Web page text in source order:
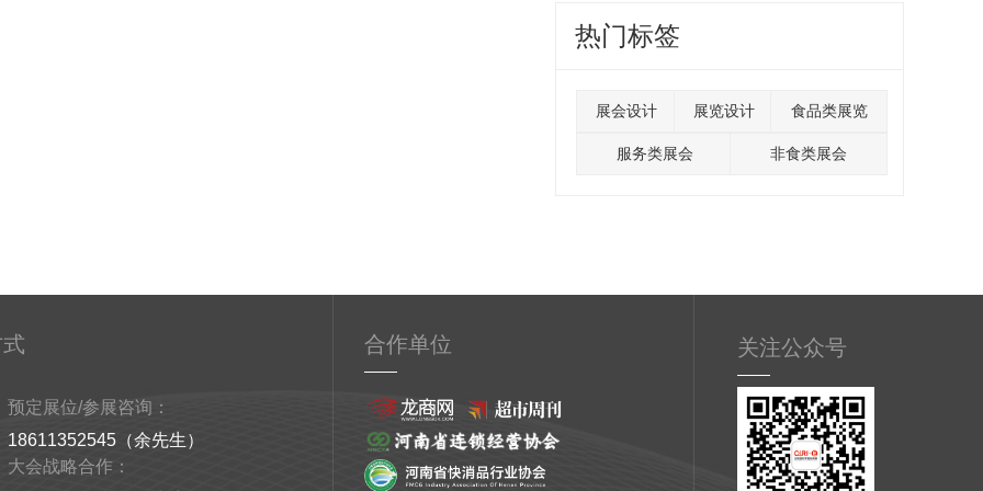
热门标签
展会设计 展览设计 食品类展览
服务类展会 非食类展会
预定展位/参展咨询：
18611352545（余先生）
大会战略合作：
合作单位 关注公众号